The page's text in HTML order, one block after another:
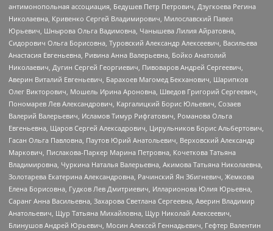
антимонопольная ассоциация, Бедушев Петр Петрович, Дзугкоева Регина
Николаевна, Кривенко Сергей Владимирович, Милославский Павел
Юрьевич, Шнырова Ольга Вадимовна, Чанышева Лилия Айратовна,
Сидорович Ольга Борисовна, Туровский Александр Алексеевич, Васильева
Анастасия Евгеньевна, Ривина Анна Валерьевна, Бойко Анатолий
Николаевич, Дугин Сергей Георгиевич, Пивоваров Андрей Сергеевич,
Аверин Виталий Евгеньевич, Барахоев Магомед Бекханович, Шарипков
Олег Викторович, Мошель Ирина Ароновна, Шведов Григорий Сергеевич,
Пономарев Лев Александрович, Каргалицкий Борис Юльевич, Созаев
Валерий Валерьевич, Исламов Тимур Рифгатович, Романова Ольга
Евгеньевна, Щаров Сергей Алексадрович, Цирульников Борис Альбертович,
Гасан Ольга Павловна, Паутов Юрий Анатольевич, Верховский Александр
Маркович, Пислакова-Паркер Марина Петровна, Кочеткова Татьяна
Владимировна, Чуркина Наталья Валерьевна, Акимова Татьяна Николаевна,
Золотарева Екатерина Александровна, Рачинский Ян Збигневич, Жемкова
Елена Борисовна, Гудков Лев Дмитриевич, Илларионова Юлия Юрьевна,
Саранг Анна Васильевна, Захарова Светлана Сергеевна, Аверин Владимир
Анатольевич, Щур Татьяна Михайловна, Щур Николай Алексеевич,
Блинушов Андрей Юрьевич, Мосин Алексей Геннадьевич, Гефтер Валентин